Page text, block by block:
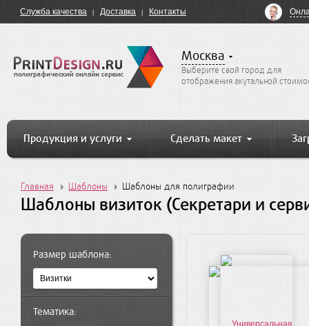
Служба качества Доставка Контакты
Москва
Выберите свой город для
отображения акутальной
Продукция и услуги Сделать макет
Главная Шаблоны Шаблоны для полиграфии
Шаблоны визиток (Секретари и
Размер шаблона:
Тематика: